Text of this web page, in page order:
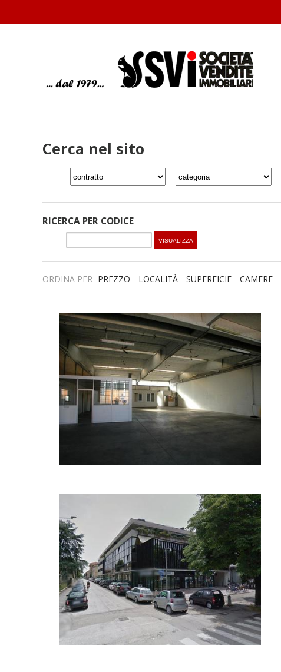
Cerca nel sito
RICERCA PER CODICE
ORDINA PER PREZZO LOCALITÀ SUPERFICIE CAMERE